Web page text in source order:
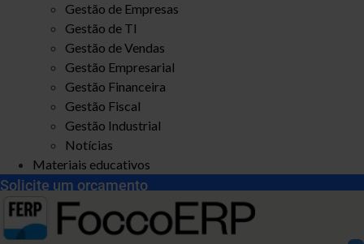
Gestão de Empresas
Gestão de TI
Gestão de Vendas
Gestão Empresarial
Gestão Financeira
Gestão Fiscal
Gestão Industrial
Notícias
Materiais educativos
Solicite um orçamento